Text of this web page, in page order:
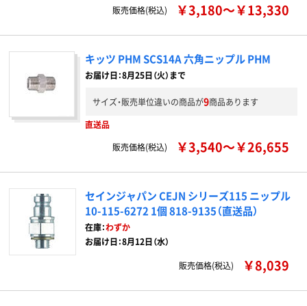
販売価格(税込)
￥3,180～￥13,330
キッツ PHM SCS14A 六角ニップル PHM
お届け日：8月25日（火）まで
サイズ・販売単位違いの商品が9商品あります
直送品
販売価格(税込)
￥3,540～￥26,655
セインジャパン CEJN シリーズ115 ニップル
10-115-6272 1個 818-9135（直送品）
在庫：わずか
お届け日：8月12日（水）
販売価格(税込) ￥8,039